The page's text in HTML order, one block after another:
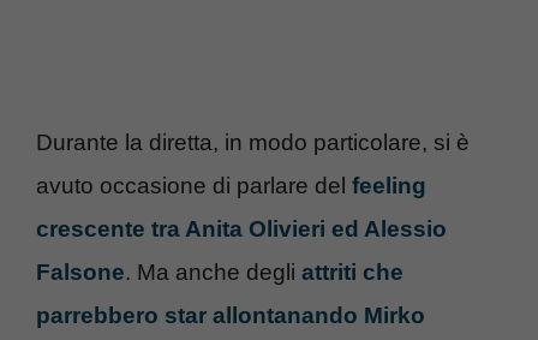
Durante la diretta, in modo particolare, si è
avuto occasione di parlare del feeling
crescente tra Anita Olivieri ed Alessio
Falsone. Ma anche degli attriti che
parrebbero star allontanando Mirko